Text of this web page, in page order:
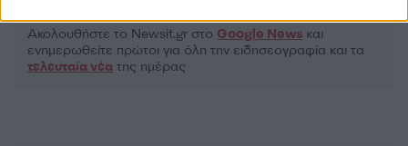
Ακολουθήστε το Νewsit.gr στο Google News και
ενημερωθείτε πρώτοι για όλη την ειδησεογραφία και τα
τελευταία νέα της ημέρας